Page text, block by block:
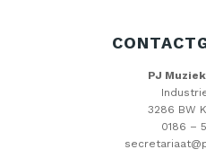
PJ
3286 BW
0186 –